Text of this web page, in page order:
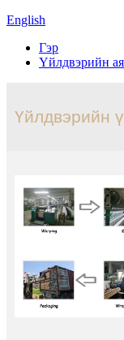
English
Гэр
Үйлдвэрийн
Үйлдвэрийн